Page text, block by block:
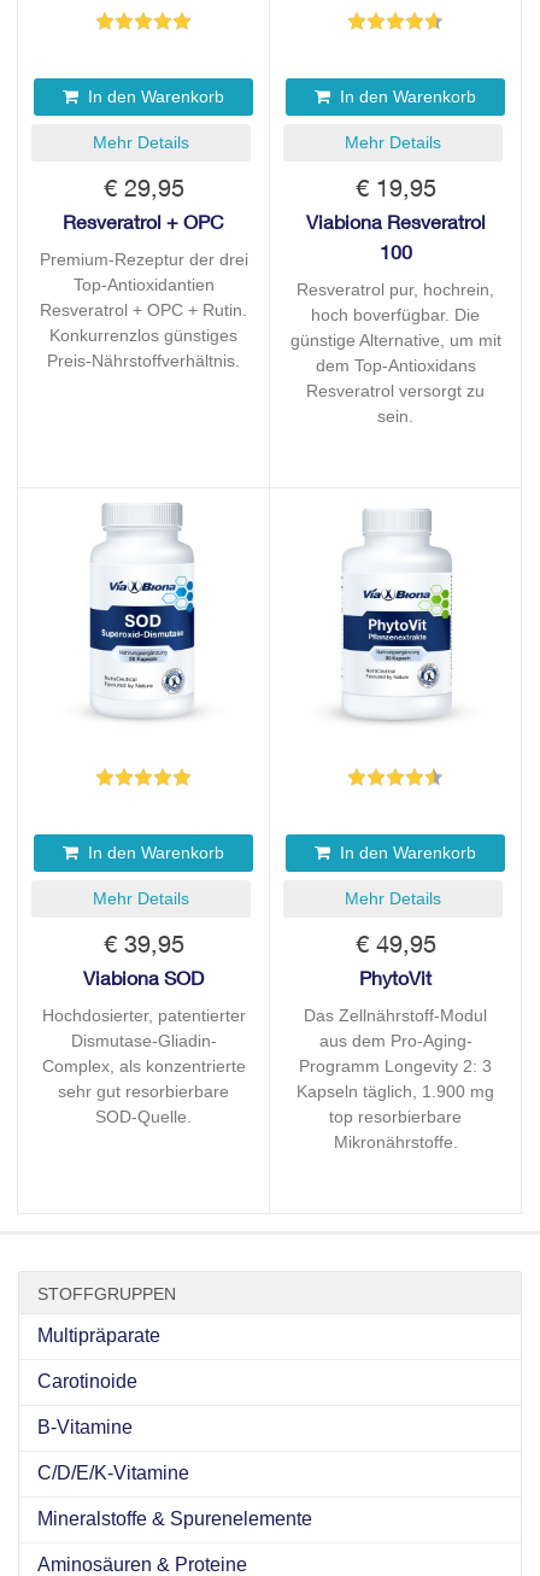
In den Warenkorb
Mehr Details
€ 29,95
Resveratrol + OPC
Premium-Rezeptur der drei
Top-Antioxidantien
Resveratrol + OPC + Rutin.
Konkurrenzlos günstiges
Preis-Nährstoffverhältnis.
In den Warenkorb
Mehr Details
€ 19,95
Viabiona Resveratrol
100
Resveratrol pur, hochrein,
hoch boverfügbar. Die
günstige Alternative, um mit
dem Top-Antioxidans
Resveratrol versorgt zu
sein.
In den Warenkorb
Mehr Details
€ 39,95
Viabiona SOD
Hochdosierter, patentierter
Dismutase-Gliadin-
Complex, als konzentrierte
sehr gut resorbierbare
SOD-Quelle.
In den Warenkorb
Mehr Details
€ 49,95
PhytoVit
Das Zellnährstoff-Modul
aus dem Pro-Aging-
Programm Longevity 2: 3
Kapseln täglich, 1.900 mg
top resorbierbare
Mikronährstoffe.
STOFFGRUPPEN
Multipräparate
Carotinoide
B-Vitamine
C/D/E/K-Vitamine
Mineralstoffe & Spurenelemente
Aminosäuren & Proteine